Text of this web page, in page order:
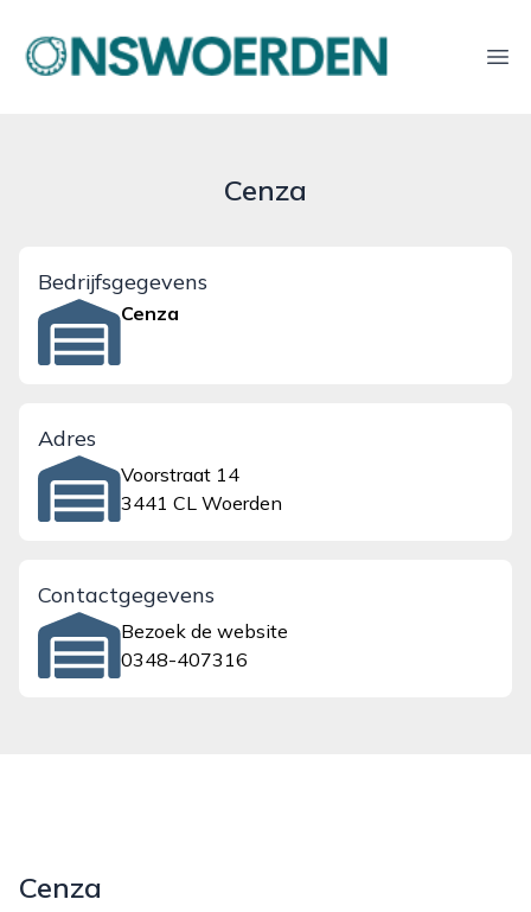
onswoerden.nl
Cenza
Bedrijfsgegevens
Cenza
Adres
Voorstraat 14
3441 CL Woerden
Contactgegevens
Bezoek de website
0348-407316
Cenza